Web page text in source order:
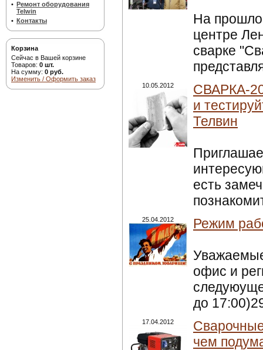
• Ремонт оборудования
Telwin
• Контакты
Корзина
Сейчас в Вашей корзине
Товаров: 0 шт.
На сумму: 0 руб.
Изменить / Оформить заказ
На
центре
сварке
10.05.2012
СВАРКА-
и
Телвин
есть
25.04.2012 Режим
офис и
до
17.04.2012
чем